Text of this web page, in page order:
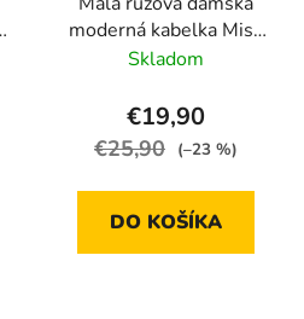
moderná kabelka Miss
Lulu
Skladom
€19,90
€25,90 (–23 %)
DO KOŠÍKA